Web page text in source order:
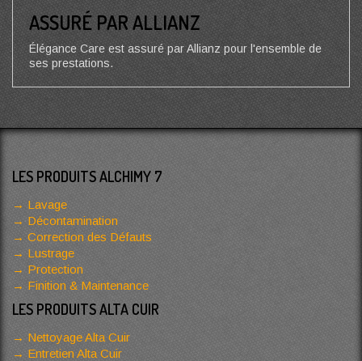
ASSURÉ PAR ALLIANZ
Élégance Care est assuré par Allianz pour l'ensemble de
ses prestations.
LES PRODUITS ALCHIMY 7
Lavage
Décontamination
Correction des Défauts
Lustrage
Protection
Finition & Maintenance
LES PRODUITS ALTA CUIR
Nettoyage Alta Cuir
Entretien Alta Cuir